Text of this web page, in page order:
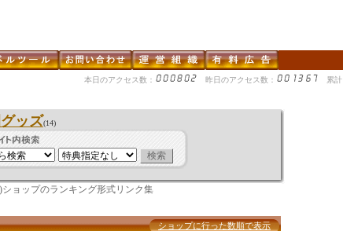
本日のアクセス数： 昨日のアクセス数： 累計
ッズ(14)
ョップのランキング形式リンク集
ショップに行った数順で表示